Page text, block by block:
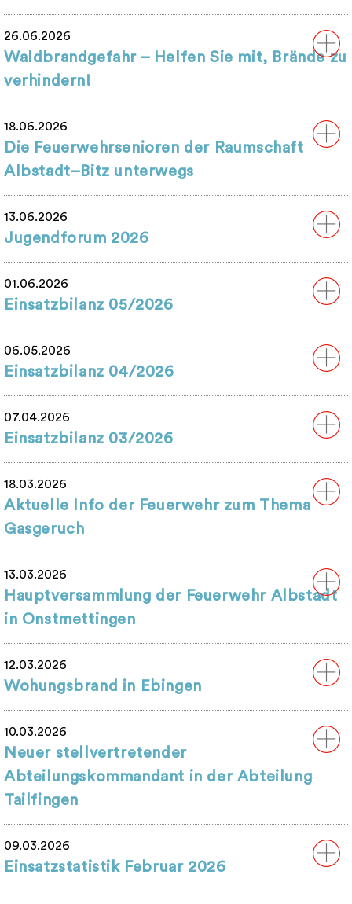
26.06.2026
Waldbrandgefahr – Helfen Sie mit, Brände zu
verhindern!
18.06.2026
Die Feuerwehrsenioren der Raumschaft
Albstadt–Bitz unterwegs
13.06.2026
Jugendforum 2026
01.06.2026
Einsatzbilanz 05/2026
06.05.2026
Einsatzbilanz 04/2026
07.04.2026
Einsatzbilanz 03/2026
18.03.2026
Aktuelle Info der Feuerwehr zum Thema
Gasgeruch
13.03.2026
Hauptversammlung der Feuerwehr Albstadt
in Onstmettingen
12.03.2026
Wohungsbrand in Ebingen
10.03.2026
Neuer stellvertretender
Abteilungskommandant in der Abteilung
Tailfingen
09.03.2026
Einsatzstatistik Februar 2026